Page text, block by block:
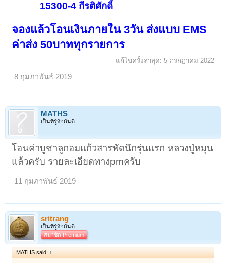
15300-4 กีรติศักดิ์
จองแล้วโอนเงินภายใน 3วัน ส่งแบบ EMS
ค่าส่ง 50บาททุกรายการ
แก้ไขครั้งล่าสุด: 5 กรกฎาคม 2022
8 กุมภาพันธ์ 2019
MATHS
เป็นที่รู้จักกันดี
โอนค่าบูชาลูกอมแก้วสารพัดนึกรุ่นแรก หลวงปู่หมุน
แล้วครับ รายละเอียดทางpmครับ
11 กุมภาพันธ์ 2019
sritrang
เป็นที่รู้จักกันดี
สมาชิก Premium
MATHS said: ↑